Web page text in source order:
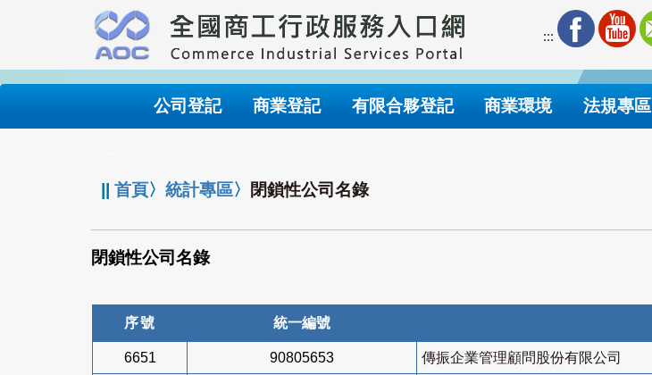
要
內
:::
公司登記 商業登記 有限合夥登記 商業環境 法規專區
||首頁〉統計專區〉 閉鎖性公司名錄
閉鎖性公司名錄
序號 統一編號
6651 90805653 傳振企業管理顧問股份有限公司